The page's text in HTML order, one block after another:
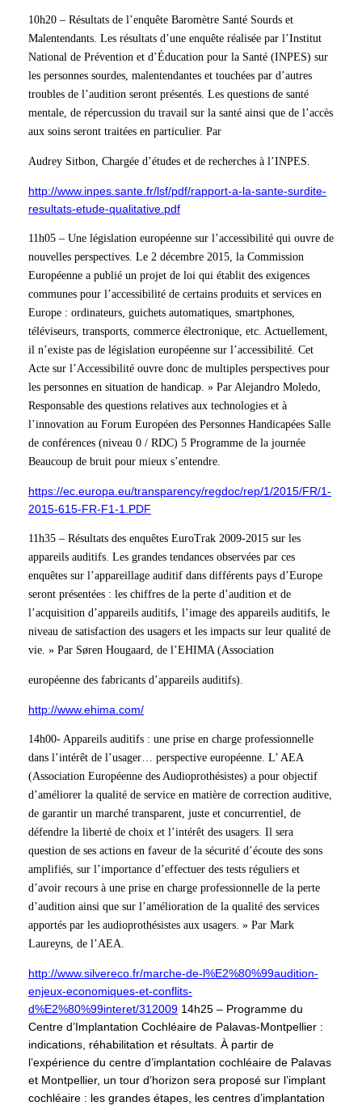
10h20 – Résultats de l’enquête Baromètre Santé Sourds et
Malentendants. Les résultats d’une enquête réalisée par l’Institut
National de Prévention et d’Éducation pour la Santé (INPES) sur
les personnes sourdes, malentendantes et touchées par d’autres
troubles de l’audition seront présentés. Les questions de santé
mentale, de répercussion du travail sur la santé ainsi que de l’accès
aux soins seront traitées en particulier. Par
Audrey Sitbon, Chargée d’études et de recherches à l’INPES.
http://www.inpes.sante.fr/lsf/pdf/rapport-a-la-sante-surdite-
resultats-etude-qualitative.pdf
11h05 – Une législation européenne sur l’accessibilité qui ouvre de
nouvelles perspectives. Le 2 décembre 2015, la Commission
Européenne a publié un projet de loi qui établit des exigences
communes pour l’accessibilité de certains produits et services en
Europe : ordinateurs, guichets automatiques, smartphones,
téléviseurs, transports, commerce électronique, etc. Actuellement,
il n’existe pas de législation européenne sur l’accessibilité. Cet
Acte sur l’Accessibilité ouvre donc de multiples perspectives pour
les personnes en situation de handicap. » Par Alejandro Moledo,
Responsable des questions relatives aux technologies et à
l’innovation au Forum Européen des Personnes Handicapées Salle
de conférences (niveau 0 / RDC) 5 Programme de la journée
Beaucoup de bruit pour mieux s’entendre.
https://ec.europa.eu/transparency/regdoc/rep/1/2015/FR/1-
2015-615-FR-F1-1.PDF
11h35 – Résultats des enquêtes EuroTrak 2009-2015 sur les
appareils auditifs. Les grandes tendances observées par ces
enquêtes sur l’appareillage auditif dans différents pays d’Europe
seront présentées : les chiffres de la perte d’audition et de
l’acquisition d’appareils auditifs, l’image des appareils auditifs, le
niveau de satisfaction des usagers et les impacts sur leur qualité de
vie. » Par Søren Hougaard, de l’EHIMA (Association
européenne des fabricants d’appareils auditifs).
http://www.ehima.com/
14h00- Appareils auditifs : une prise en charge professionnelle
dans l’intérêt de l’usager… perspective européenne. L’ AEA
(Association Européenne des Audioprothésistes) a pour objectif
d’améliorer la qualité de service en matière de correction auditive,
de garantir un marché transparent, juste et concurrentiel, de
défendre la liberté de choix et l’intérêt des usagers. Il sera
question de ses actions en faveur de la sécurité d’écoute des sons
amplifiés, sur l’importance d’effectuer des tests réguliers et
d’avoir recours à une prise en charge professionnelle de la perte
d’audition ainsi que sur l’amélioration de la qualité des services
apportés par les audioprothésistes aux usagers. » Par Mark
Laureyns, de l’AEA.
http://www.silvereco.fr/marche-de-l%E2%80%99audition-
enjeux-economiques-et-conflits-
d%E2%80%99interet/312009 14h25 – Programme du
Centre d’Implantation Cochléaire de Palavas-Montpellier :
indications, réhabilitation et résultats. À partir de
l’expérience du centre d’implantation cochléaire de Palavas
et Montpellier, un tour d’horizon sera proposé sur l’implant
cochléaire : les grandes étapes, les centres d’implantation